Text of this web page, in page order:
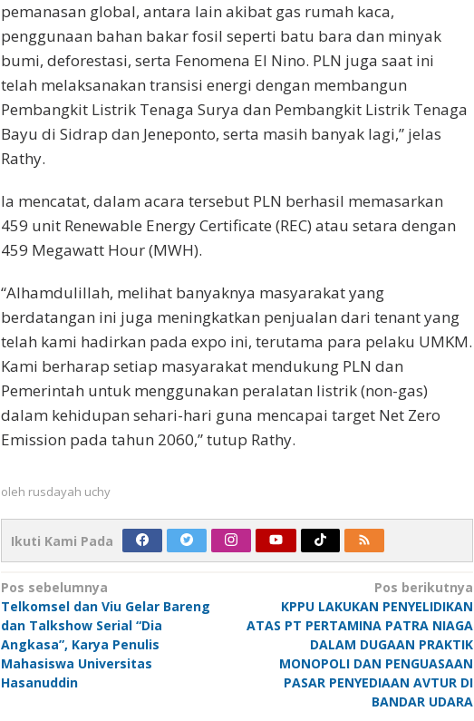
pemanasan global, antara lain akibat gas rumah kaca,
penggunaan bahan bakar fosil seperti batu bara dan minyak
bumi, deforestasi, serta Fenomena El Nino. PLN juga saat ini
telah melaksanakan transisi energi dengan membangun
Pembangkit Listrik Tenaga Surya dan Pembangkit Listrik Tenaga
Bayu di Sidrap dan Jeneponto, serta masih banyak lagi,” jelas
Rathy.
Ia mencatat, dalam acara tersebut PLN berhasil memasarkan
459 unit Renewable Energy Certificate (REC) atau setara dengan
459 Megawatt Hour (MWH).
“Alhamdulillah, melihat banyaknya masyarakat yang
berdatangan ini juga meningkatkan penjualan dari tenant yang
telah kami hadirkan pada expo ini, terutama para pelaku UMKM.
Kami berharap setiap masyarakat mendukung PLN dan
Pemerintah untuk menggunakan peralatan listrik (non-gas)
dalam kehidupan sehari-hari guna mencapai target Net Zero
Emission pada tahun 2060,” tutup Rathy.
oleh rusdayah uchy
Ikuti Kami Pada
Navigasi
pos
Pos sebelumnya
Telkomsel dan Viu Gelar Bareng
dan Talkshow Serial “Dia
Angkasa”, Karya Penulis
Mahasiswa Universitas
Hasanuddin
Pos berikutnya
KPPU LAKUKAN PENYELIDIKAN
ATAS PT PERTAMINA PATRA NIAGA
DALAM DUGAAN PRAKTIK
MONOPOLI DAN PENGUASAAN
PASAR PENYEDIAAN AVTUR DI
BANDAR UDARA